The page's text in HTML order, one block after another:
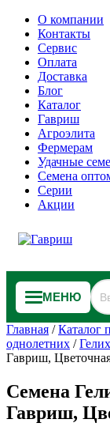
О компании
Контакты
Сервис
Оплата
Доставка
Блог
Каталог
Гавриш
Агроэлита
Фермерам
Удачные
Семена
Серии
Акции
МЕНЮ
Главная /Каталог
однолетних /
Гавриш,
Семена
Гавриш,